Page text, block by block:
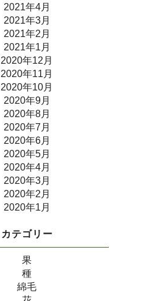
2021年4月
2021年3月
2021年2月
2021年1月
2020年12月
2020年11月
2020年10月
2020年9月
2020年8月
2020年7月
2020年6月
2020年5月
2020年4月
2020年3月
2020年2月
2020年1月
カテゴリー
果
種
綿毛